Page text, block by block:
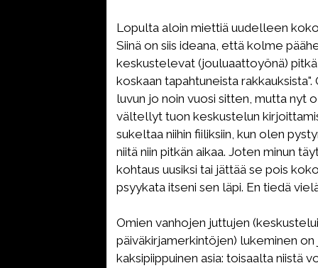
Lopulta aloin miettiä uudelleen
Siinä on siis ideana, että kolme
keskustelevat (jouluaattoyönä)
koskaan tapahtuneista
luvun jo noin vuosi sitten, mutta nyt
vältellyt tuon keskustelun
sukeltaa niihin fiiliksiin, kun olen
niitä niin pitkän aikaa. Joten minun
kohtaus uusiksi tai jättää se pois
psyykata itseni sen läpi. En tiedä
Omien vanhojen juttujen
päiväkirjamerkintöjen) lukeminen on
kaksipiippuinen asia: toisaalta niistä